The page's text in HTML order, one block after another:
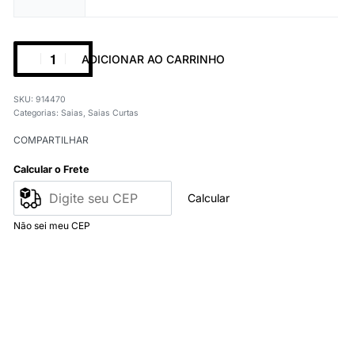
ADICIONAR AO CARRINHO
914470
Categorias:Saias ,Saias Curtas
COMPARTILHAR
Calcular o Frete
Calcular
Não sei meu CEP